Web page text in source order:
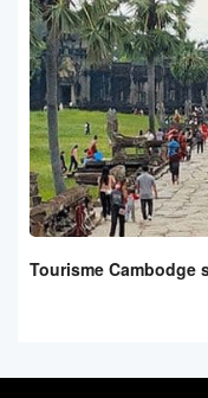
Tourisme Cambodge